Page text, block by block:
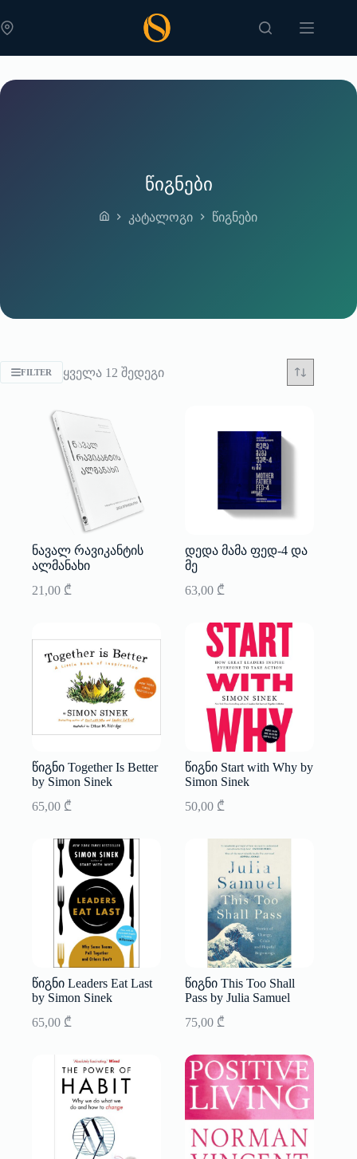
to
content
წიგნები
Home
კატალოგი წიგნები
FILTER ყველა 12 შედეგიSorted
ნავალ რავიკანტის
ალმანახი
21,00 ₾
დედა მამა ფედ-4 და
მე
63,00 ₾
წიგნი Together Is Better
by Simon Sinek
65,00 ₾
წიგნი Start with Why by
Simon Sinek
50,00 ₾
წიგნი Leaders Eat Last
by Simon Sinek
65,00 ₾
წიგნი This Too Shall
Pass by Julia Samuel
75,00 ₾